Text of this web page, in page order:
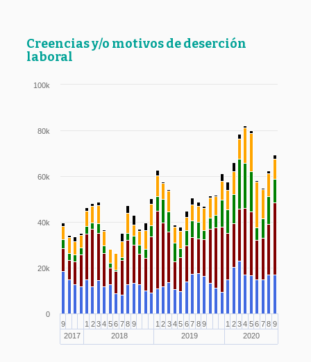
Creencias y/o motivos de deserción
laboral
9
2017
1
2018
2 3 4 5 6 7 8 9
1
2019
2 3 4 5 6 7 8 9
1
2020
2 3 4 5 6 7 8 9
0
20k
40k
60k
80k
100k